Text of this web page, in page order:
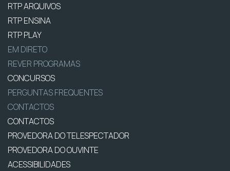
RTP ARQUIVOS
RTP ENSINA
RTP PLAY
EM DIRETO
REVER PROGRAMAS
CONCURSOS
PERGUNTAS FREQUENTES
CONTACTOS
CONTACTOS
PROVEDORA DO TELESPECTADOR
PROVEDORA DO OUVINTE
ACESSIBILIDADES